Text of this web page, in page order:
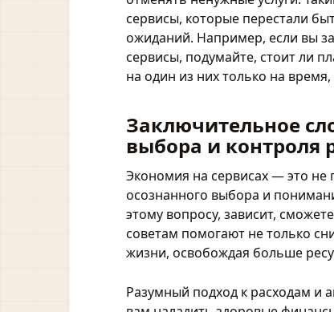
сервисы, которые перестали
ожиданий. Например, если вы
сервисы, подумайте, стоит ли
на один из них только на
Заключительное
выбора и контроля
Экономия на сервисах — это не
осознанного выбора и
этому вопросу, зависит,
советам помогают не только
жизни, освобождая больше
Разумный подход к расходам и